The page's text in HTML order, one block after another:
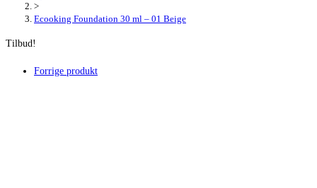
>
Ecooking Foundation 30 ml – 01 Beige
Tilbud!
Forrige produkt